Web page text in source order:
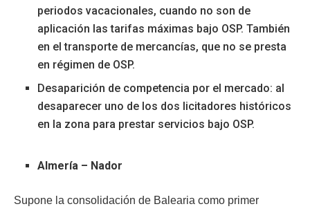
periodos vacacionales, cuando no son de
aplicación las tarifas máximas bajo OSP. También
en el transporte de mercancías, que no se presta
en régimen de OSP.
Desaparición de competencia por el mercado: al
desaparecer uno de los dos licitadores históricos
en la zona para prestar servicios bajo OSP.
Almería – Nador
Supone la consolidación de Balearia como primer